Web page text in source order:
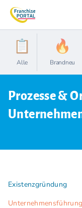
Alle Brandneu
Prozesse &
Existenzgründung
Unternehmensführung